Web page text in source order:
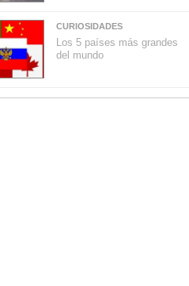
CURIOSIDADES
Los 5 países más grandes
del mundo